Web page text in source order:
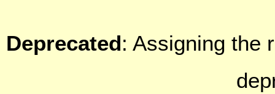
Deprecated: Assigning the